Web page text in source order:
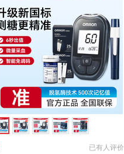
已有人评价